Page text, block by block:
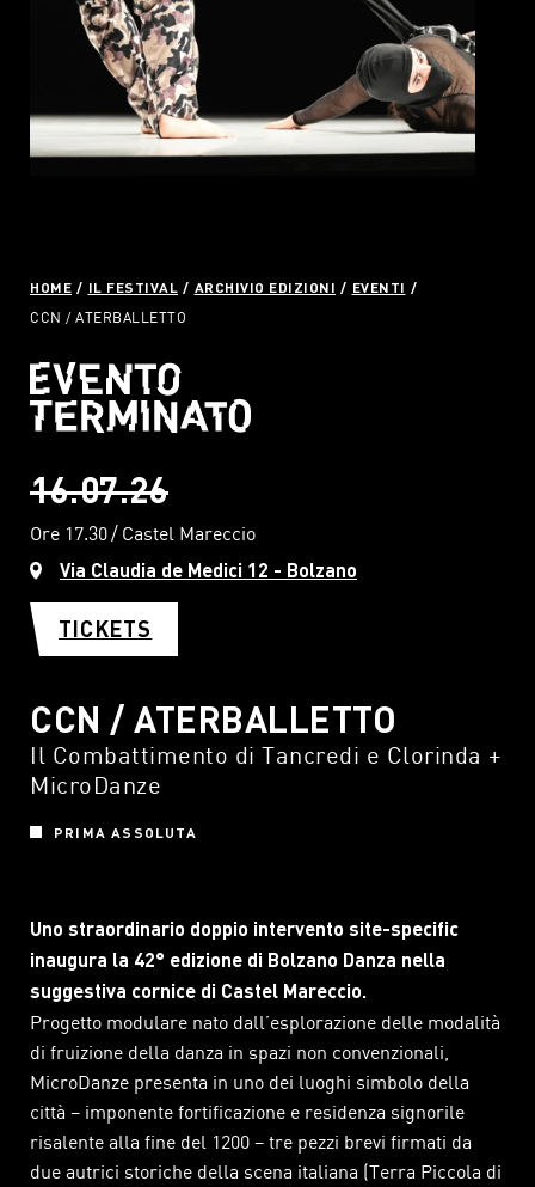
HOME IL FESTIVAL ARCHIVIO EDIZIONI EVENTI
CCN / ATERBALLETTO
16.07.26
Ore 17.30 Castel Mareccio
Via Claudia de Medici 12 - Bolzano
TICKETS
CCN / ATERBALLETTO
Il Combattimento di Tancredi e Clorinda +
MicroDanze
PRIMA ASSOLUTA
Uno straordinario doppio intervento site-specific
inaugura la 42° edizione di Bolzano Danza nella
suggestiva cornice di Castel Mareccio.
Progetto modulare nato dall’esplorazione delle modalità
di fruizione della danza in spazi non convenzionali,
MicroDanze presenta in uno dei luoghi simbolo della
città – imponente fortificazione e residenza signorile
risalente alla fine del 1200 – tre pezzi brevi firmati da
due autrici storiche della scena italiana (Terra Piccola di